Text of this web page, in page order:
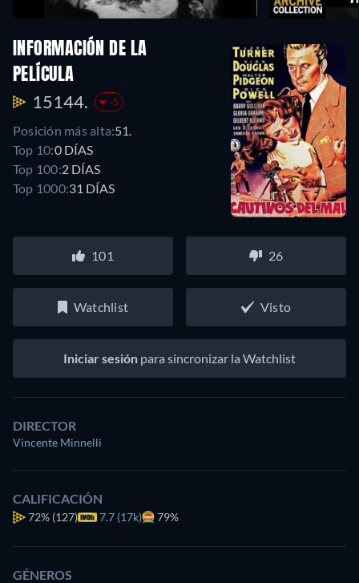
INFORMACIÓN DE LA
PELÍCULA
15144. -5
Posición más alta:51.
Top 10:0 DÍAS
Top 100:2 DÍAS
Top 1000:31 DÍAS
101 26
Watchlist Visto
Iniciar sesión para sincronizar la Watchlist
DIRECTOR
Vincente Minnelli
CALIFICACIÓN
72% (127) 7.7 (17k) 79%
GÉNEROS